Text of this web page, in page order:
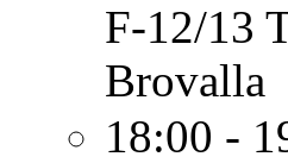
F-12/13
Brovalla
18:00 -